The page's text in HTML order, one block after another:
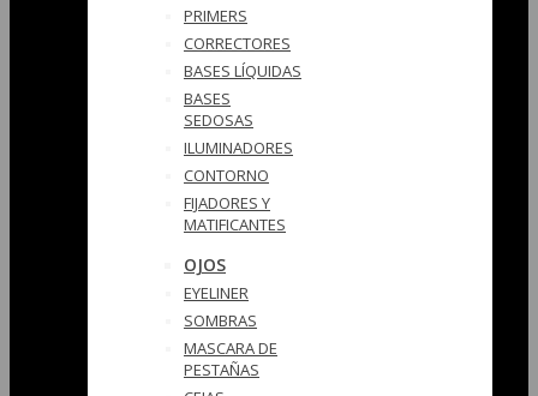
PRIMERS
CORRECTORES
BASES LÍQUIDAS
BASES
SEDOSAS
ILUMINADORES
CONTORNO
FIJADORES Y
MATIFICANTES
OJOS
EYELINER
SOMBRAS
MASCARA DE
PESTAÑAS